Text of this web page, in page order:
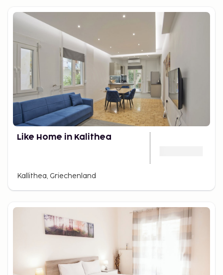
Like Home in Kalithea
Kallithea, Griechenland